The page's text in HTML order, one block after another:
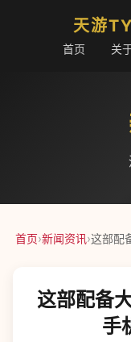
天游
首页 关
首页›新闻资讯›这部配
这部配备
手